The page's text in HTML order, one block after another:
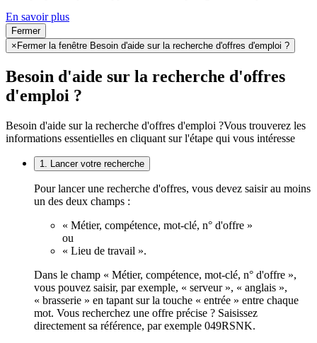
En savoir plus
Fermer
× Fermer la fenêtre Besoin d'aide sur la recherche d'offres d'emploi ?
Besoin d'aide sur la recherche d'offres
d'emploi ?
Besoin d'aide sur la recherche d'offres d'emploi ?Vous trouverez les
informations essentielles en cliquant sur l'étape qui vous intéresse
1. Lancer votre recherche
Pour lancer une recherche d'offres, vous devez saisir au moins
un des deux champs :
« Métier, compétence, mot-clé, n° d'offre »
ou
« Lieu de travail ».
Dans le champ « Métier, compétence, mot-clé, n° d'offre »,
vous pouvez saisir, par exemple, « serveur », « anglais »,
« brasserie » en tapant sur la touche « entrée » entre chaque
mot. Vous recherchez une offre précise ? Saisissez
directement sa référence, par exemple 049RSNK.